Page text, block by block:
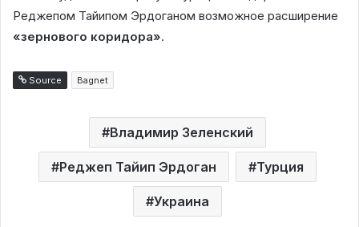
Реджепом Тайипом Эрдоганом возможное расширение
«зернового коридора».
Source Bagnet
Владимир Зеленский
Реджеп Тайип Эрдоган Турция
Украина